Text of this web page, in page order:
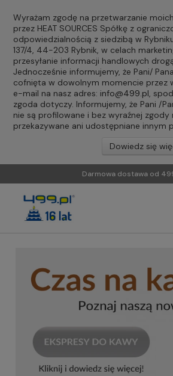
Wyrażam zgodę na przetwarzanie
przez HEAT SOURCES Spółkę z
odpowiedzialnością z siedzibą w
137/4, 44-203 Rybnik, w celach
przesyłanie informacji handlowych
Jednocześnie informujemy, że Pani/
cofnięta w dowolnym momencie przez
e-mail na nasz adres: info@499.pl,
zgoda dotyczy. Informujemy, że Pani /
nie są profilowane i bez wyraźnej zgody
przekazywane ani udostępniane innym
Dowiedz się
Darmowa dostawa od